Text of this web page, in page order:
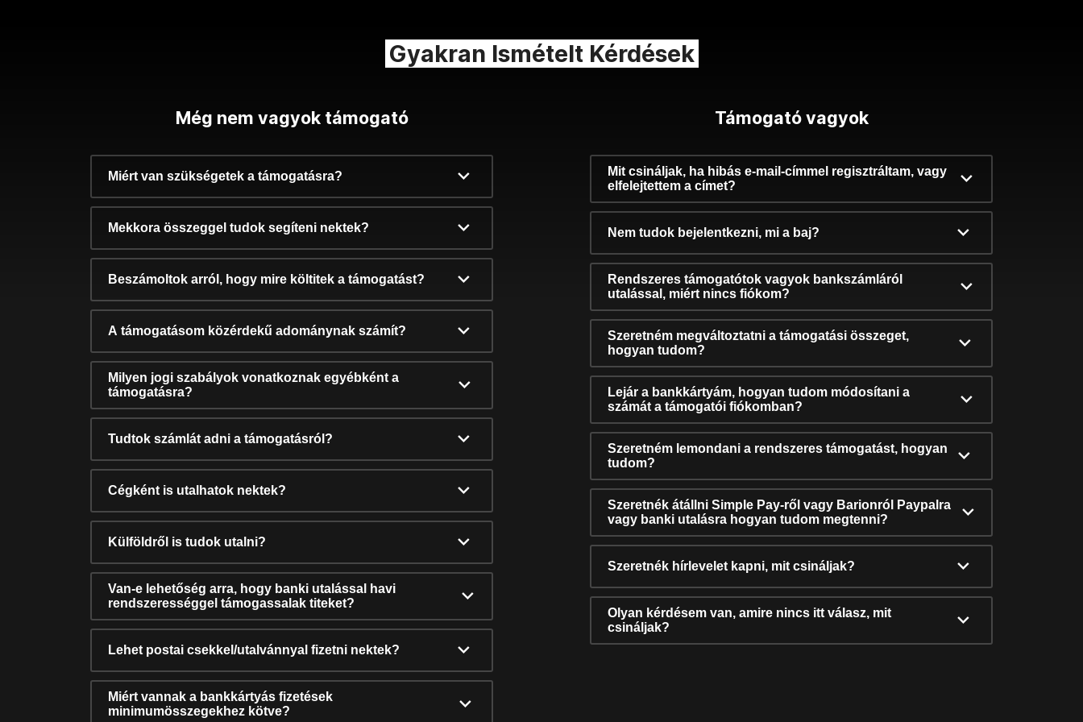
Gyakran Ismételt Kérdések
Még nem vagyok támogató
Miért van szükségetek a támogatásra?
Mekkora összeggel tudok segíteni nektek?
Beszámoltok arról, hogy mire költitek a támogatást?
A támogatásom közérdekű adománynak számít?
Milyen jogi szabályok vonatkoznak egyébként a
támogatásra?
Tudtok számlát adni a támogatásról?
Cégként is utalhatok nektek?
Külföldről is tudok utalni?
Van-e lehetőség arra, hogy banki utalással havi
rendszerességgel támogassalak titeket?
Lehet postai csekkel/utalvánnyal fizetni nektek?
Miért vannak a bankkártyás fizetések
minimumösszegekhez kötve?
Támogató vagyok
Mit csináljak, ha hibás e-mail-címmel regisztráltam, vagy
elfelejtettem a címet?
Nem tudok bejelentkezni, mi a baj?
Rendszeres támogatótok vagyok bankszámláról
utalással, miért nincs fiókom?
Szeretném megváltoztatni a támogatási összeget,
hogyan tudom?
Lejár a bankkártyám, hogyan tudom módosítani a
számát a támogatói fiókomban?
Szeretném lemondani a rendszeres támogatást, hogyan
tudom?
Szeretnék átállni Simple Pay-ről vagy Barionról Paypalra
vagy banki utalásra hogyan tudom megtenni?
Szeretnék hírlevelet kapni, mit csináljak?
Olyan kérdésem van, amire nincs itt válasz, mit
csináljak?